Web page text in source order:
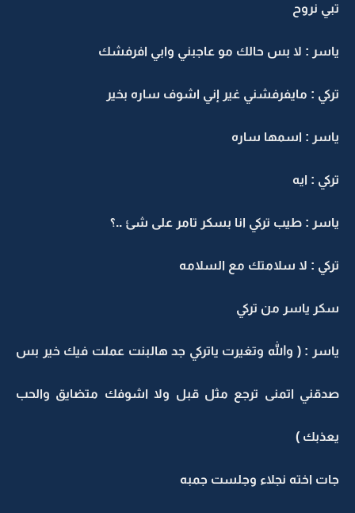
تبي نروح
ياسر : لا بس حالك مو عاجبني وابي افرفشك
تركي : مايفرفشني غير إني اشوف ساره بخير
ياسر : اسمها ساره
تركي : ايه
ياسر : طيب تركي انا بسكر تامر على شئ ..؟
تركي : لا سلامتك مع السلامه
سكر ياسر من تركي
ياسر : ( والله وتغيرت ياتركي جد هالبنت عملت فيك خير بس
صدقني اتمنى ترجع مثل قبل ولا اشوفك متضايق والحب
يعذبك )
جات اخته نجلاء وجلست جمبه